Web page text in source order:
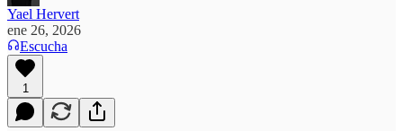
Yael Hervert
ene 26, 2026
Escucha
1